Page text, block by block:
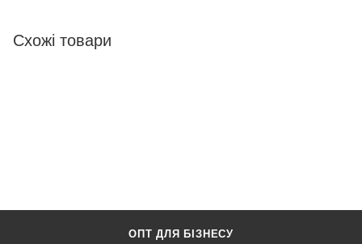
Схожі товари
ОПТ ДЛЯ БІЗНЕСУ